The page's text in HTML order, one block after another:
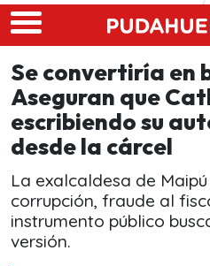
Skip to main content
Se convertiría en
Aseguran que
escribiendo su
desde la cárcel
La exalcaldesa de
corrupción, fraude al
instrumento público
versión.